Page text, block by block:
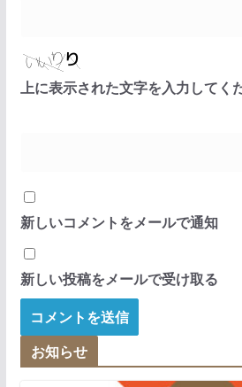
上に表示された文字を入力してく
新しいコメントをメールで通知
新しい投稿をメールで受け取る
お知らせ